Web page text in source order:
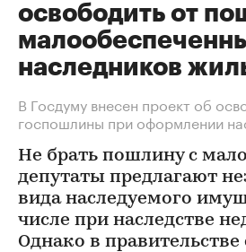
освободить от
наследников
В Госдуму внесен проект об
госпошлины при оформлении
Не брать пошлину с
депутаты предлагают
вида наследуемого
числе при наследстве
Однако в правительстве